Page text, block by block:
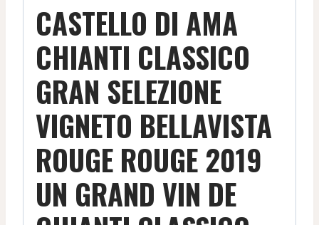
Rouge
2019
CASTELLO DI AMA
CHIANTI CLASSICO
GRAN SELEZIONE
VIGNETO BELLAVISTA
ROUGE ROUGE 2019
UN GRAND VIN DE